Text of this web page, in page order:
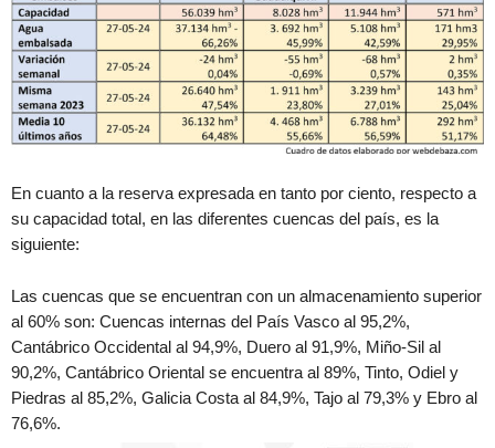
En cuanto a la reserva expresada en tanto por ciento, respecto a
su capacidad total, en las diferentes cuencas del país, es la
siguiente:
Las cuencas que se encuentran con un almacenamiento superior
al 60% son: Cuencas internas del País Vasco al 95,2%,
Cantábrico Occidental al 94,9%, Duero al 91,9%, Miño-Sil al
90,2%, Cantábrico Oriental se encuentra al 89%, Tinto, Odiel y
Piedras al 85,2%, Galicia Costa al 84,9%, Tajo al 79,3% y Ebro al
76,6%.